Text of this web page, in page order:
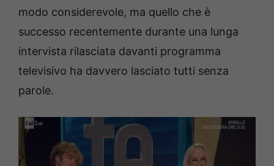
modo considerevole, ma quello che è
successo recentemente durante una lunga
intervista rilasciata davanti programma
televisivo ha davvero lasciato tutti senza
parole.